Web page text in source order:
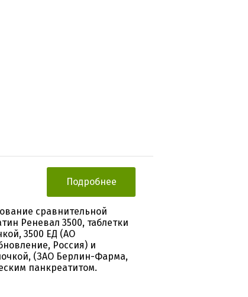
Подробнее
сравнительной
Реневал 3500, таблетки
3500 ЕД (АО
Россия) и
(ЗАО Берлин-Фарма,
панкреатитом.